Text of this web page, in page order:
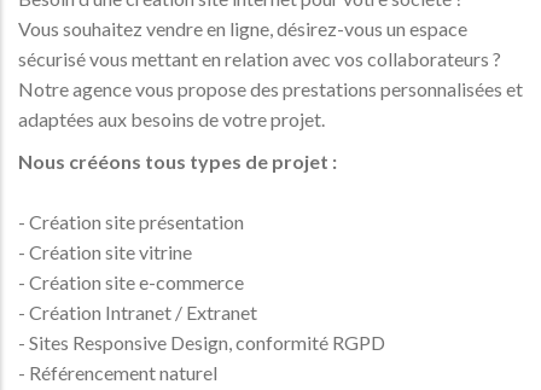
Vous souhaitez vendre en ligne, désirez-vous un espace
sécurisé vous mettant en relation avec vos collaborateurs ?
Notre agence vous propose des prestations personnalisées et
adaptées aux besoins de votre projet.
Nous crééons tous types de projet :
- Création site présentation
- Création site vitrine
- Création site e-commerce
- Création Intranet / Extranet
- Sites Responsive Design, conformité RGPD
- Référencement naturel